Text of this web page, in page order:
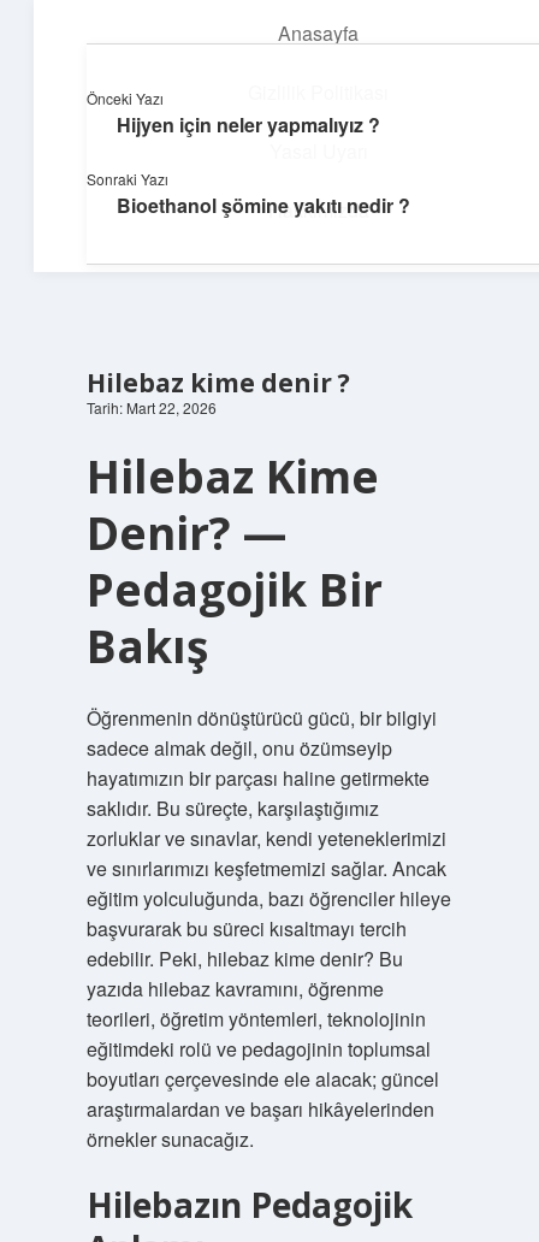
Anasayfa
Hakkımızda
Yapı ve İlham
Yaratıcı projelerle dünyanı inşa et!
Hilebaz kime denir ?
Tarih: Mart 22, 2026
Hilebaz Kime
Denir? —
Pedagojik Bir
Bakış
Öğrenmenin dönüştürücü gücü, bir bilgiyi
sadece almak değil, onu özümseyip
hayatımızın bir parçası haline getirmekte
saklıdır. Bu süreçte, karşılaştığımız
zorluklar ve sınavlar, kendi yeteneklerimizi
ve sınırlarımızı keşfetmemizi sağlar. Ancak
eğitim yolculuğunda, bazı öğrenciler hileye
başvurarak bu süreci kısaltmayı tercih
edebilir. Peki, hilebaz kime denir? Bu
yazıda hilebaz kavramını, öğrenme
teorileri, öğretim yöntemleri, teknolojinin
eğitimdeki rolü ve pedagojinin toplumsal
boyutları çerçevesinde ele alacak; güncel
araştırmalardan ve başarı hikâyelerinden
örnekler sunacağız.
Hilebazın Pedagojik
Önceki Yazı
Hijyen için neler yapmalıyız ?
Sonraki Yazı
Bioethanol şömine yakıtı nedir ?